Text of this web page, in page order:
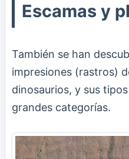
Escamas y
También se han
impresiones (rastros)
dinosaurios, y sus
grandes categorías.